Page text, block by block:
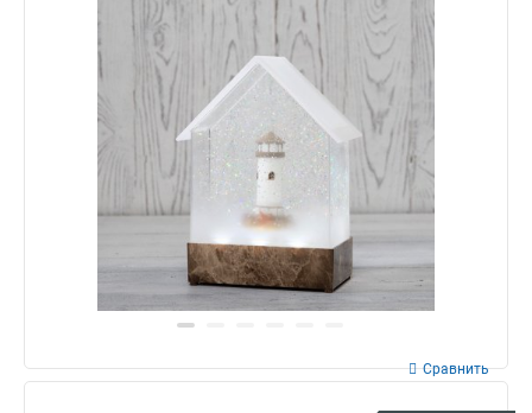
Сравнить